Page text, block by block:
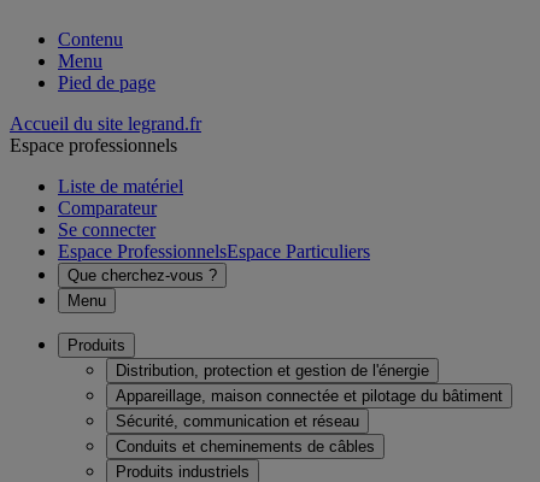
Contenu
Menu
Pied de page
Accueil du site legrand.fr
Espace professionnels
Liste de matériel
Comparateur
Se connecter
Espace ProfessionnelsEspace Particuliers
Que cherchez-vous ?
Menu
Produits
Distribution, protection et gestion de l'énergie
Appareillage, maison connectée et pilotage du bâtiment
Sécurité, communication et réseau
Conduits et cheminements de câbles
Produits industriels